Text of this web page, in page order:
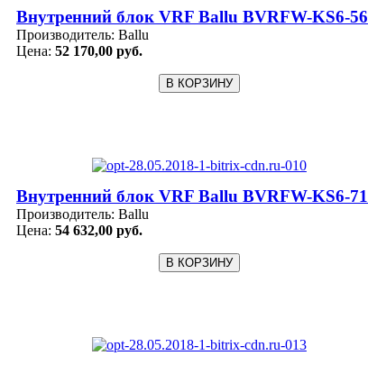
Внутренний блок VRF Ballu BVRFW-KS6-56
Производитель: Ballu
Цена: 52 170,00 руб.
Внутренний блок VRF Ballu BVRFW-KS6-71
Производитель: Ballu
Цена: 54 632,00 руб.